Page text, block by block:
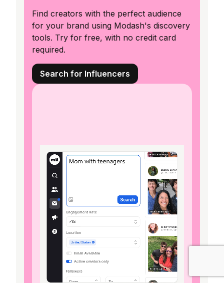
Find creators with the perfect audience
for your brand using Modash's discovery
tools. Try for free, with no credit card
required.
Search for Influencers